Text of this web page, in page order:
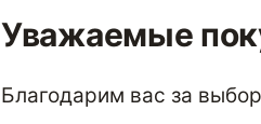
Уважаемые
Благодарим вас за